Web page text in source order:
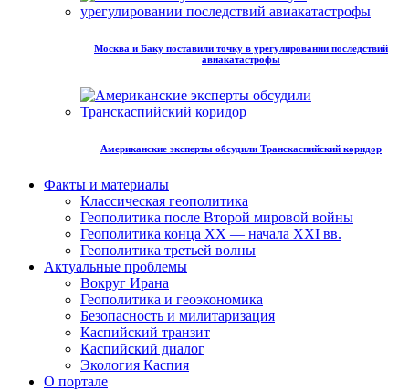
Москва и Баку поставили точку в урегулировании последствий
авиакатастрофы
Американские эксперты обсудили Транскаспийский коридор
Факты и материалы
Классическая геополитика
Геополитика после Второй мировой войны
Геополитика конца XX — начала XXI вв.
Геополитика третьей волны
Актуальные проблемы
Вокруг Ирана
Геополитика и геоэкономика
Безопасность и милитаризация
Каспийский транзит
Каспийский диалог
Экология Каспия
О портале